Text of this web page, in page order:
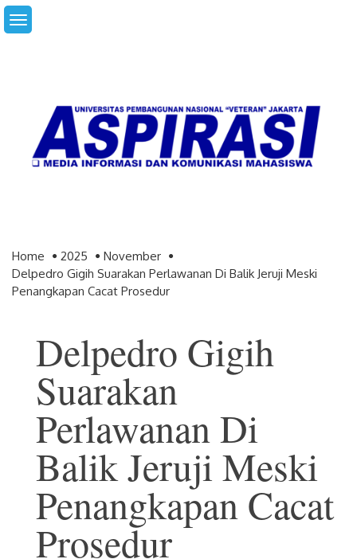
Skip
to
Home 2025
November
Delpedro Gigih Suarakan Perlawanan Di Balik Jeruji Meski
Penangkapan Cacat Prosedur
Delpedro Gigih
Suarakan
Perlawanan Di
Balik Jeruji Meski
Penangkapan Cacat
Prosedur